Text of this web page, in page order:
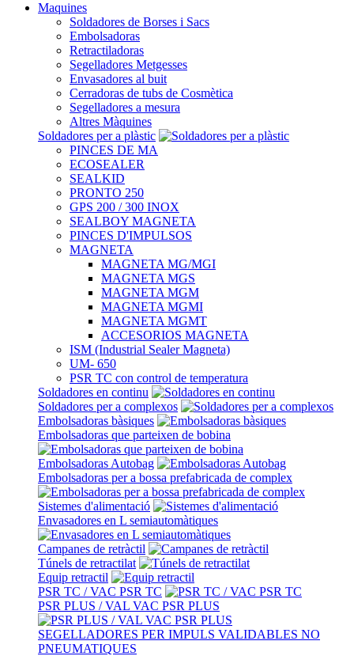
Maquines
Soldadores de Borses i Sacs
Embolsadoras
Retractiladoras
Segelladores Metgesses
Envasadores al buit
Cerradoras de tubs de Cosmètica
Segelladores a mesura
Altres Màquines
Soldadores per a plàstic
PINCES DE MA
ECOSEALER
SEALKID
PRONTO 250
GPS 200 / 300 INOX
SEALBOY MAGNETA
PINCES D'IMPULSOS
MAGNETA
MAGNETA MG/MGI
MAGNETA MGS
MAGNETA MGM
MAGNETA MGMI
MAGNETA MGMT
ACCESORIOS MAGNETA
ISM (Industrial Sealer Magneta)
UM- 650
PSR TC con control de temperatura
Soldadores en continu
Soldadores per a complexos
Embolsadoras bàsiques
Embolsadoras que parteixen de bobina
Embolsadoras Autobag
Embolsadoras per a bossa prefabricada de complex
Sistemes d'alimentació
Envasadores en L semiautomàtiques
Campanes de retràctil
Túnels de retractilat
Equip retractil
PSR TC / VAC PSR TC
PSR PLUS / VAL VAC PSR PLUS
SEGELLADORES PER IMPULS VALIDABLES NO
PNEUMATIQUES